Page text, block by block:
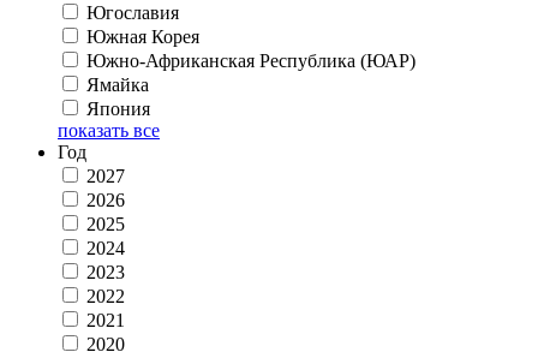
Югославия
Южная Корея
Южно-Африканская Республика (ЮАР)
Ямайка
Япония
показать все
Год
2027
2026
2025
2024
2023
2022
2021
2020